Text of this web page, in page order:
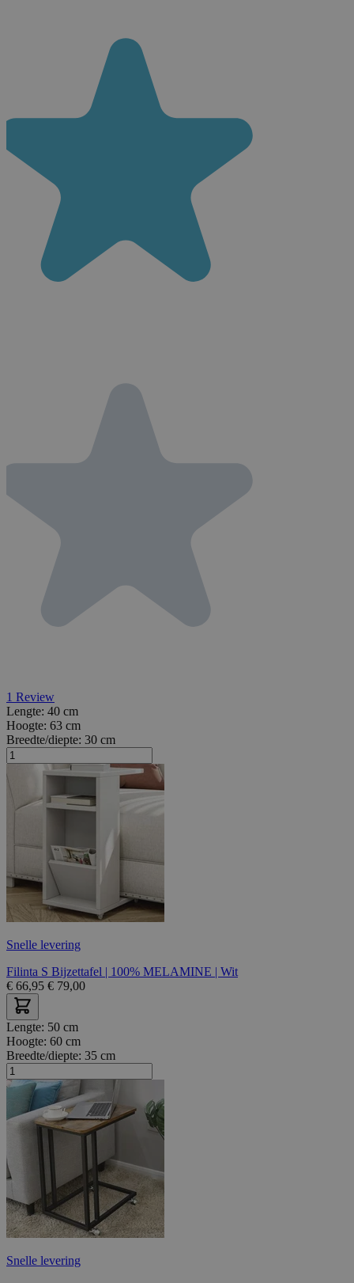
1 Review
Lengte: 40 cm
Hoogte: 63 cm
Breedte/diepte: 30 cm
Snelle levering
Filinta S Bijzettafel | 100% MELAMINE | Wit
€ 66,95 € 79,00
Lengte: 50 cm
Hoogte: 60 cm
Breedte/diepte: 35 cm
Snelle levering